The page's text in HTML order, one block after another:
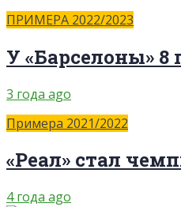
ПРИМЕРА 2022/2023
У «Барселоны»
3 года ago
Примера 2021/2022
«Реал» стал
4 года ago